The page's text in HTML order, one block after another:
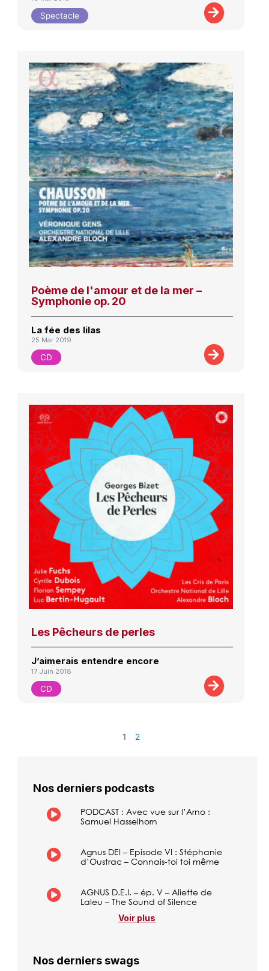
Spectacle
Poème de l'amour et de la mer –
Symphonie op. 20
La fée des lilas
25 Mar 2019
CD
Les Pêcheurs de perles
J’aimerais entendre encore
17 Juin 2018
CD
1 2
Nos derniers podcasts
PODCAST : Avec vue sur l’Arno :
Samuel Hasselhorn
Agnus DEI – Episode VI : Stéphanie
d’Oustrac – Connais-toi toi même
AGNUS D.E.I. – ép. V – Aliette de
Laleu – The Sound of Silence
Voir plus
Nos derniers swags